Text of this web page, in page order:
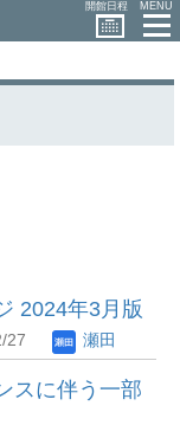
開館日程 MENU
2024年3月版
27 瀬田
スに伴う一部